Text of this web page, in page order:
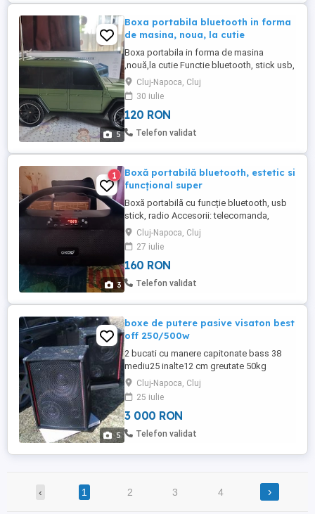
5
Boxa portabila bluetooth in forma
de masina, noua, la cutie
Boxa portabila in forma de masina
,nouă,la cutie Functie bluetooth, stick usb,
sd- radio, radio Încărcare solară sau de la
usb-c. Preț 120 lei fix.
Cluj-Napoca, Cluj
30 iulie
120 RON
Telefon validat
3
1
Boxă portabilă bluetooth, estetic si
funcțional super
Boxă portabilă cu funcție bluetooth, usb
stick, radio Accesorii: telecomanda,
încărcător Arată și funcționează foarte
bine. Preț 160 lei. Tel-- o721- cinci- opt-
doi- cinci- opt- doi Cluj- Napoca Trimit in
tara doar cu banii avans in cont.
Cluj-Napoca, Cluj
27 iulie
160 RON
Telefon validat
5
boxe de putere pasive visaton best
off 250/500w
2 bucati cu manere capitonate bass 38
mediu25 inalte12 cm greutate 50kg
inaltime74 l52 adancime43,se vand cu
proba pe statie 20m cablu si mufe.
Cluj-Napoca, Cluj
25 iulie
3 000 RON
Telefon validat
‹ 1 2 3 4 ›